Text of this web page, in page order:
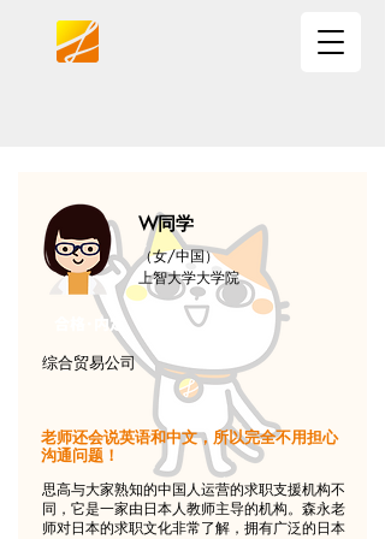
W同学
（女/中国）
上智大学大学院
合格･内定
综合贸易公司
老师还会说英语和中文，所以完全不用担心
沟通问题！
思高与大家熟知的中国人运营的求职支援机构不
同，它是一家由日本人教师主导的机构。森永老
师对日本的求职文化非常了解，拥有广泛的日本